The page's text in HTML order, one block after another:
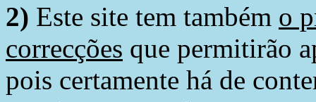
2) Este site tem também o
correcções que permitirão
pois certamente há de